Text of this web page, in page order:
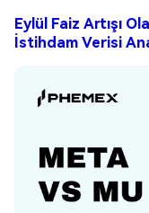
Eylül Faiz Artışı
İstihdam Verisi